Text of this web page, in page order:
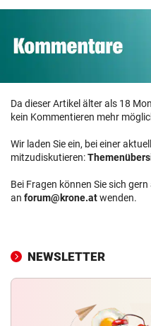
Da dieser Artikel älter als 18
kein Kommentieren mehr
Wir laden Sie ein, bei einer
mitzudiskutieren:
Bei Fragen können Sie sich
an forum@krone.atwenden.
NEWSLETTER